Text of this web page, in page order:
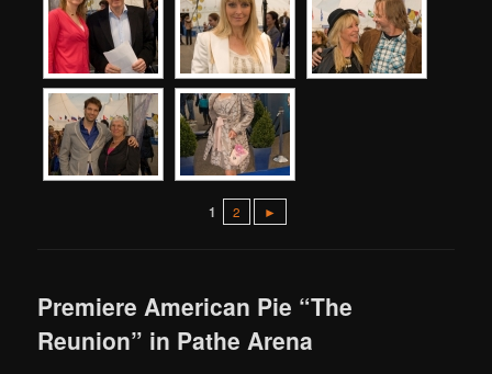
1 2 ►
Premiere American Pie “The
Reunion” in Pathe Arena